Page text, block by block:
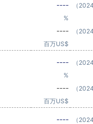
----
%
（
----
百万US$
（
----
%
（
----
百万US$
（
---- （